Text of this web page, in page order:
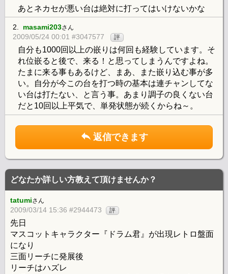
あとネカセが悪い台は絶対に打ってはいけないかな
2. masami203さん
2009/05/24 00:01 #3047577 評
自分も1000回以上の嵌りは何回も経験しています。そ
れ位嵌ると後で、来る！と思ってしまうんですよね。
たまに来る事もあるけど、まあ、また嵌り込む事が多
い。自分が今この台を打つ時の基本は連チャンしてな
い台は打たない、と言う事。あまり調子の良くない台
だと10回以上平気で、単発状態が続くからね～。
返信できます
どなたか詳しい方教えて頂けませんか？
tatumiさん
2009/03/14 15:36 #2944473 評
先日
マスコットキャラクター『ドラム君』が出現レトロ盤面
になり
三面リーチに発展後
リーチはハズレ